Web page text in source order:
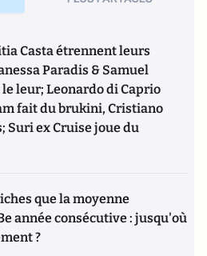
Casta étrennent leurs
Paradis & Samuel
leur; Leonardo di Caprio
fait du brukini, Cristiano
Suri ex Cruise joue du
que la moyenne
année consécutive : jusqu'où
?